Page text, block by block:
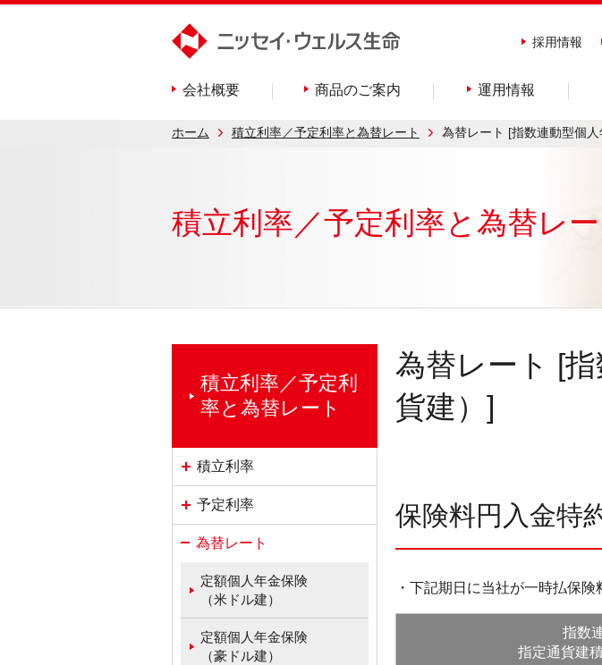
採用情報
会社概要 商品のご案内 運用情報
ホーム 積立利率／予定利率と為替レート 為替レート [指数連動型個
積立利率／予定利率と為替レー
為替レート [
貨建）]
保険料円入金特
・下記期日に当社が一時払保
指数
指定通貨建
積立利率／予定利
率と為替レート
積立利率
予定利率
為替レート
定額個人年金保険
（米ドル建）
定額個人年金保険
（豪ドル建）